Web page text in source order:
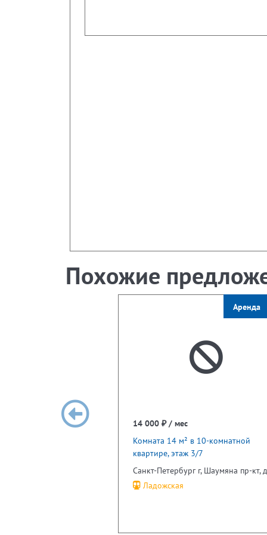
Похожие
Аренда
14 000 ₽ / мес
Комната 14 м² в 10-комнатной
квартире, этаж 3/7
Санкт-Петербург г, Шаумяна пр-кт,
Ладожская